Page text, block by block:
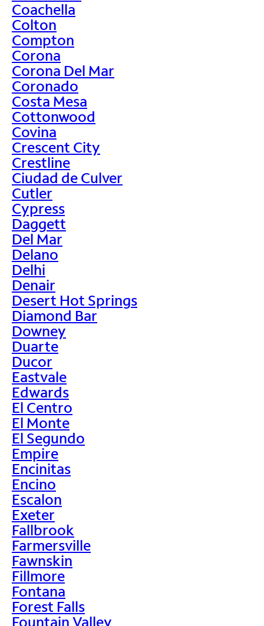
Coachella
Colton
Compton
Corona
Corona Del Mar
Coronado
Costa Mesa
Cottonwood
Covina
Crescent City
Crestline
Ciudad de Culver
Cutler
Cypress
Daggett
Del Mar
Delano
Delhi
Denair
Desert Hot Springs
Diamond Bar
Downey
Duarte
Ducor
Eastvale
Edwards
El Centro
El Monte
El Segundo
Empire
Encinitas
Encino
Escalon
Exeter
Fallbrook
Farmersville
Fawnskin
Fillmore
Fontana
Forest Falls
Fountain Valley